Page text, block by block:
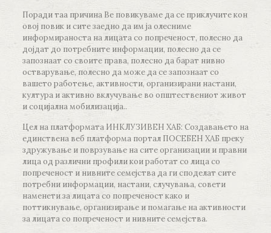
Поради таа причина Ве повикуваме да се приклучите кон
овој повик и сите заедно да им ја олесниме
информираноста на лицата со попреченост, полесно да
дојдат до потребните информации, полесно да се
запознаат со своите права, полесно да барат нивно
остварување, полесно да може да се запознаат со
вашето работење, активности, организирани настани,
култура и активно вклучување во општествениот живот
и социјална мобилизација..
Цел на платформата ИНКЛУЗИВЕН ХАБ: Создавањето на
единствена веб платформа портал ПОСЕБЕН ХАБ преку
здружување и поврзување на сите организации и правни
лица од различни профили кои работат со лица со
попреченост и нивните семејства да ги споделат сите
потребни информации, настани, случувања, совети
наменети за лицата со попреченост како и
поттикнување, организирање и помагање на активности
за лицата со попреченост и нивните семејства.